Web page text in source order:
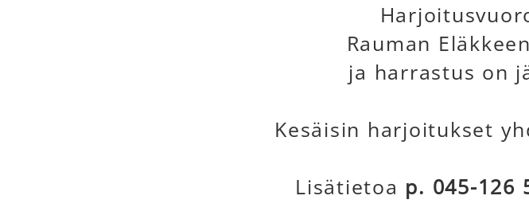
Rauman
ja harrastus on
Kesäisin harjoitukset
Lisätietoa p. 045-126